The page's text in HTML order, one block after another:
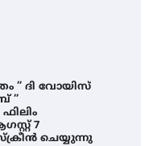
” ദി വോയിസ്
”
7
ചെയ്യുന്നു